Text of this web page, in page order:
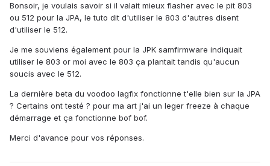
Bonsoir, je voulais savoir si il valait mieux flasher avec le pit 803
ou 512 pour la JPA, le tuto dit d'utiliser le 803 d'autres disent
d'utiliser le 512.
Je me souviens également pour la JPK samfirmware indiquait
utiliser le 803 or moi avec le 803 ça plantait tandis qu'aucun
soucis avec le 512.
La dernière beta du voodoo lagfix fonctionne t'elle bien sur la JPA
? Certains ont testé ? pour ma art j'ai un leger freeze à chaque
démarrage et ça fonctionne bof bof.
Merci d'avance pour vos réponses.